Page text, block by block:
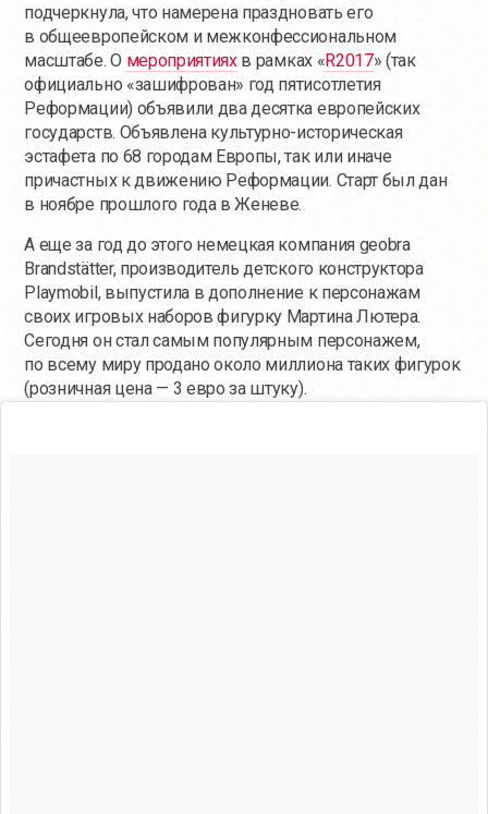
подчеркнула, что намерена праздновать его
в общеевропейском и межконфессиональном
масштабе. О мероприятияхв рамках «R2017» (так
официально «зашифрован» год пятисотлетия
Реформации) объявили два десятка европейских
государств. Объявлена культурно-историческая
эстафета по 68 городам Европы, так или иначе
причастных к движению Реформации. Старт был дан
в ноябре прошлого года в Женеве.
А еще за год до этого немецкая компания geobra
Brandstätter, производитель детского конструктора
Playmobil, выпустила в дополнение к персонажам
своих игровых наборов фигурку Мартина Лютера.
Сегодня он стал самым популярным персонажем,
по всему миру продано около миллиона таких фигурок
(розничная цена — 3 евро за штуку).